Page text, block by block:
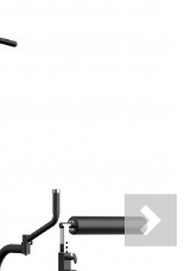
Next